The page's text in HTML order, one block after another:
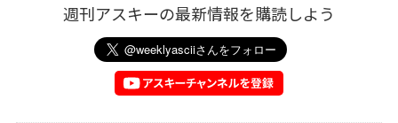
週刊アスキーの最新情報を購読しよう